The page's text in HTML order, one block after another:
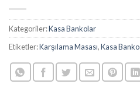
Kategoriler:Kasa Bankolar
Etiketler:Karşılama Masası,Kasa Banko